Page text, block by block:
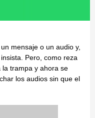
mensaje o un audio y,
Pero, como reza
la trampa y ahora se
los audios sin que el